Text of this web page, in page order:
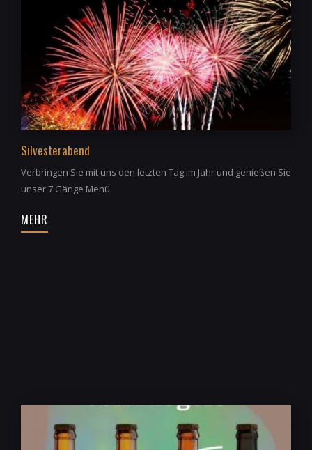
Silvesterabend
Verbringen Sie mit uns den letzten Tag im Jahr und genießen Sie
unser 7 Gänge Menü.
MEHR